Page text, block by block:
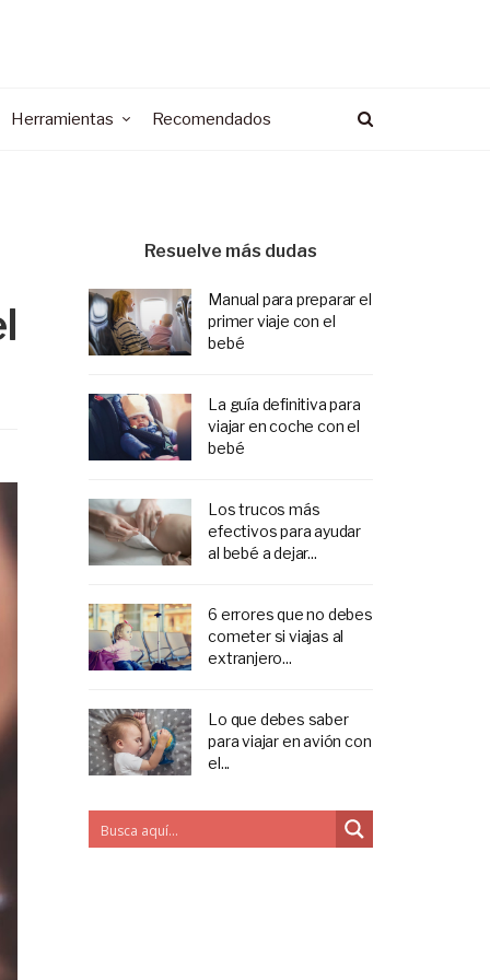
Herramientas Recomendados
Resuelve más dudas
Manual para preparar el
primer viaje con el
bebé
La guía definitiva para
viajar en coche con el
bebé
Los trucos más
efectivos para ayudar
al bebé a dejar...
6 errores que no debes
cometer si viajas al
extranjero...
Lo que debes saber
para viajar en avión con
el...